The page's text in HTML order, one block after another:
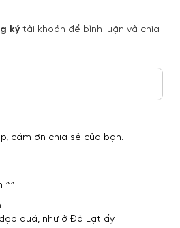
ký tài khoản để bình luận và chia
cám ơn chia sẻ của bạn.
^^
quá, như ở Đà Lạt ấy